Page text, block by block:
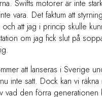
Swifts motorer är inte
vara. Det faktum att
att jag i princip skulle
om jag fick slut på
att lanseras i Sverige
inte satt. Dock kan vi
vad den förra generationen